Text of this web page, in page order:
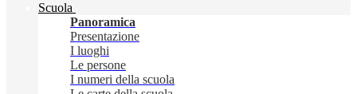
Scuola
Panoramica
Presentazione
I luoghi
Le persone
I numeri della scuola